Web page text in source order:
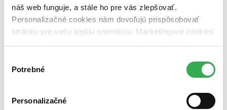
náš web funguje, a stále ho pre vás zlepšovať.
Personalizačné cookies nám dovoľujú prispôsobovať
stránku pre vašu lepšiu orientáciu. Marketingové cookies
nám pomohlo, keby sme mohli používať všetky tieto
súhlasu
Potrebné
Personalizačné
Väzba
pevná väzba (1 titul)pevná väzba1
Zúžiť výber
Bestsellery